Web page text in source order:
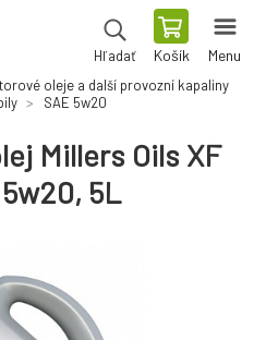
Hľadať Košík Menu
oleje a další provozní kapaliny
SAE 5w20
Millers Oils XF
5L